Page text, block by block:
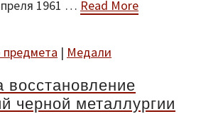
1961 … Read More
предмета | Медали
черной металлургии